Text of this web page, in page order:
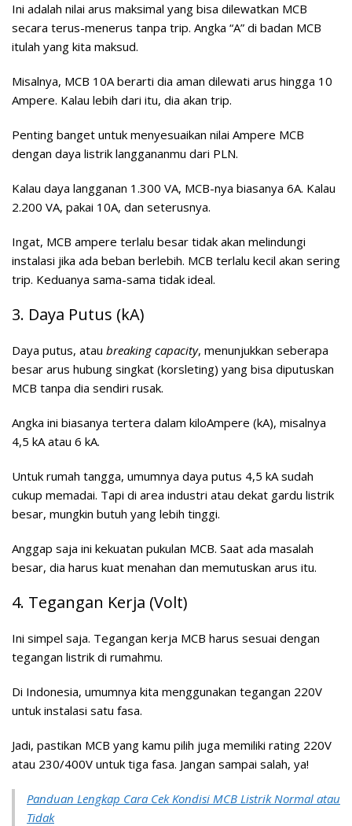
Ini adalah nilai arus maksimal yang bisa dilewatkan MCB
secara terus-menerus tanpa trip. Angka “A” di badan MCB
itulah yang kita maksud.
Misalnya, MCB 10A berarti dia aman dilewati arus hingga 10
Ampere. Kalau lebih dari itu, dia akan trip.
Penting banget untuk menyesuaikan nilai Ampere MCB
dengan daya listrik langgananmu dari PLN.
Kalau daya langganan 1.300 VA, MCB-nya biasanya 6A. Kalau
2.200 VA, pakai 10A, dan seterusnya.
Ingat, MCB ampere terlalu besar tidak akan melindungi
instalasi jika ada beban berlebih. MCB terlalu kecil akan sering
trip. Keduanya sama-sama tidak ideal.
3. Daya Putus (kA)
Daya putus, atau breaking capacity, menunjukkan seberapa
besar arus hubung singkat (korsleting) yang bisa diputuskan
MCB tanpa dia sendiri rusak.
Angka ini biasanya tertera dalam kiloAmpere (kA), misalnya
4,5 kA atau 6 kA.
Untuk rumah tangga, umumnya daya putus 4,5 kA sudah
cukup memadai. Tapi di area industri atau dekat gardu listrik
besar, mungkin butuh yang lebih tinggi.
Anggap saja ini kekuatan pukulan MCB. Saat ada masalah
besar, dia harus kuat menahan dan memutuskan arus itu.
4. Tegangan Kerja (Volt)
Ini simpel saja. Tegangan kerja MCB harus sesuai dengan
tegangan listrik di rumahmu.
Di Indonesia, umumnya kita menggunakan tegangan 220V
untuk instalasi satu fasa.
Jadi, pastikan MCB yang kamu pilih juga memiliki rating 220V
atau 230/400V untuk tiga fasa. Jangan sampai salah, ya!
Panduan Lengkap Cara Cek Kondisi MCB Listrik Normal atau
Tidak